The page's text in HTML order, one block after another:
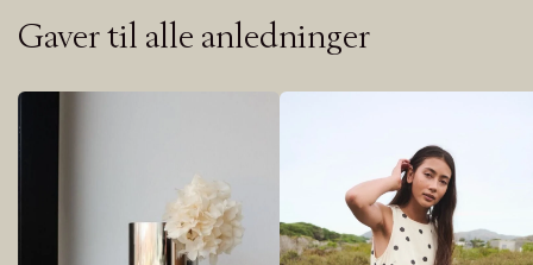
Gaver til alle anledninger